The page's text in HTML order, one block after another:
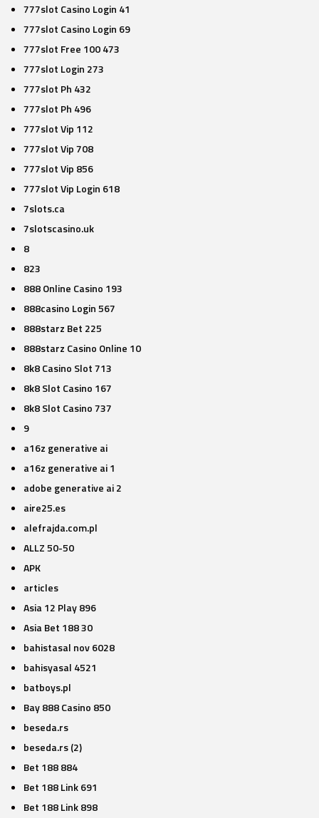
777slot Casino Login 41
777slot Casino Login 69
777slot Free 100 473
777slot Login 273
777slot Ph 432
777slot Ph 496
777slot Vip 112
777slot Vip 708
777slot Vip 856
777slot Vip Login 618
7slots.ca
7slotscasino.uk
8
823
888 Online Casino 193
888casino Login 567
888starz Bet 225
888starz Casino Online 10
8k8 Casino Slot 713
8k8 Slot Casino 167
8k8 Slot Casino 737
9
a16z generative ai
a16z generative ai 1
adobe generative ai 2
aire25.es
alefrajda.com.pl
ALLZ 50-50
APK
articles
Asia 12 Play 896
Asia Bet 188 30
bahistasal nov 6028
bahisyasal 4521
batboys.pl
Bay 888 Casino 850
beseda.rs
beseda.rs (2)
Bet 188 884
Bet 188 Link 691
Bet 188 Link 898